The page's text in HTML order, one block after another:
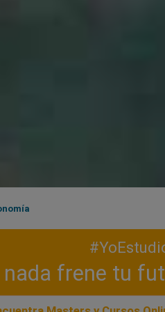
nada frene tu